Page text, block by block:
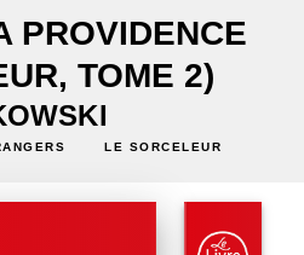
PROVIDENCE
TOME 2)
LE SORCELEUR